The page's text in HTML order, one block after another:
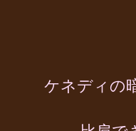
ケネディの